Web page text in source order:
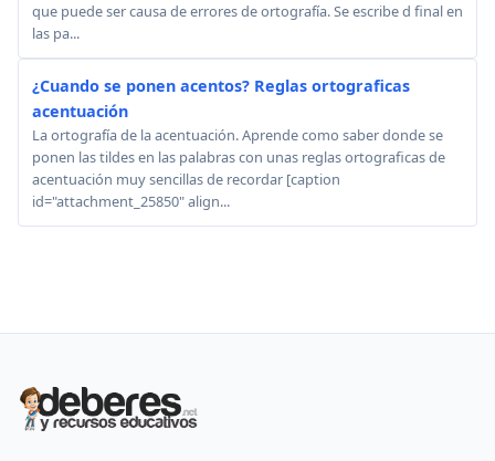
que puede ser causa de errores de ortografía. Se escribe d final en
las pa...
¿Cuando se ponen acentos? Reglas ortograficas
acentuación
La ortografía de la acentuación. Aprende como saber donde se
ponen las tildes en las palabras con unas reglas ortograficas de
acentuación muy sencillas de recordar [caption
id="attachment_25850" align...